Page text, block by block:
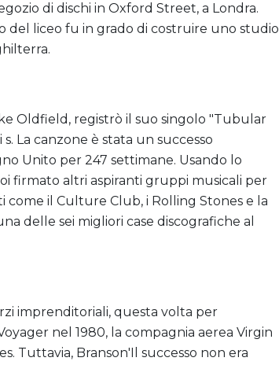
di dischi in Oxford Street, a Londra.
del liceo fu in grado di costruire uno studio
Oldfield, registrò il suo singolo "Tubular
La canzone è stata un successo
Unito per 247 settimane. Usando lo
firmato altri aspiranti gruppi musicali per
come il Culture Club, i Rolling Stones e la
delle sei migliori case discografiche al
imprenditoriali, questa volta per
nel 1980, la compagnia aerea Virgin
Tuttavia, Branson'Il successo non era